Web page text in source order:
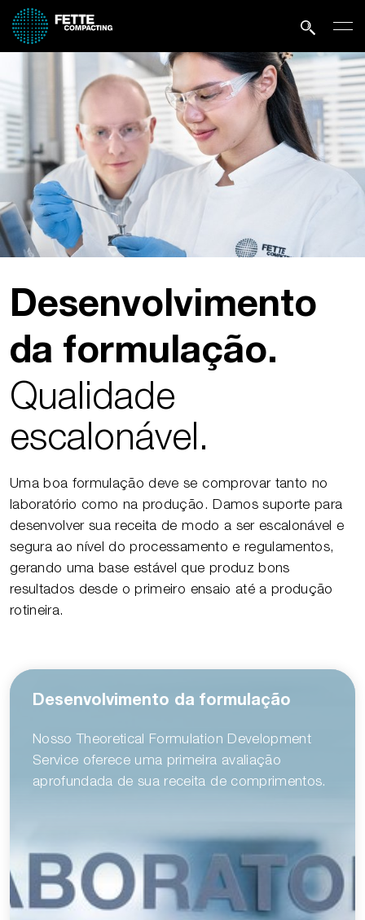
De­sen­vol­vi­mento
da for­mu­la­ção.
Qualidade
escalonável.
Uma boa formulação deve se comprovar tanto no
laboratório como na produção. Damos suporte para
desenvolver sua receita de modo a ser escalonável e
segura ao nível do processamento e regulamentos,
gerando uma base estável que produz bons
resultados desde o primeiro ensaio até a produção
rotineira.
Desenvolvimento da formulação
Nosso Theoretical Formulation Development
Service oferece uma primeira avaliação
aprofundada de sua receita de comprimentos.